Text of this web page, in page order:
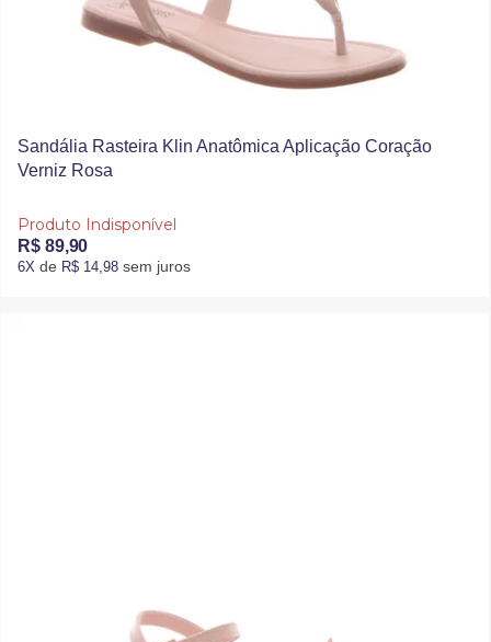
Sandália Rasteira Klin Anatômica Aplicação Coração
Verniz Rosa
Produto Indisponível
R$ 89,90
6X de R$ 14,98 sem juros